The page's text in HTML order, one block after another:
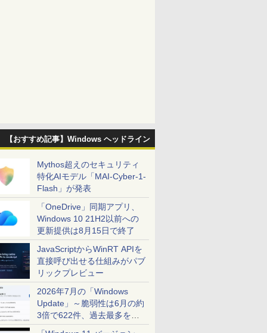
【おすすめ記事】Windows ヘッドライン
Mythos超えのセキュリティ
特化AIモデル「MAI-Cyber-1-
Flash」が発表
「OneDrive」同期アプリ、
Windows 10 21H2以前への
更新提供は8月15日で終了
JavaScriptからWinRT APIを
直接呼び出せる仕組みがパブ
リックプレビュー
2026年7月の「Windows
Update」～脆弱性は6月の約
3倍で622件、過去最多を大
幅に更新